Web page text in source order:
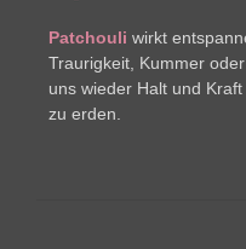
Patchouli wirkt
Traurigkeit, Kummer
uns wieder Halt und
zu erden.